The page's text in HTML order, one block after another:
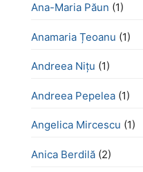
Ana-Maria Păun (1)
Anamaria Țeoanu (1)
Andreea Nițu (1)
Andreea Pepelea (1)
Angelica Mircescu (1)
Anica Berdilă (2)